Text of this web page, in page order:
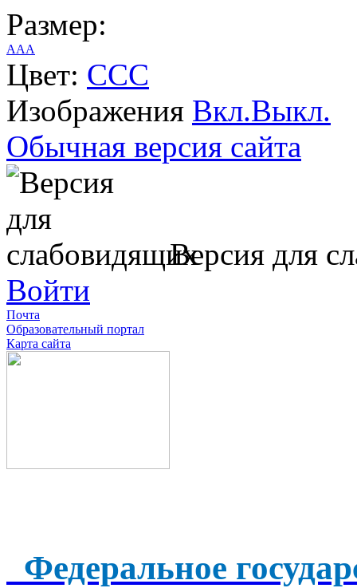
Размер:
AAA
Цвет: CCC
Изображения Вкл.Выкл.
Обычная версия сайта
Версия для
Войти
Почта
Образовательный портал
Карта сайта
Федеральное